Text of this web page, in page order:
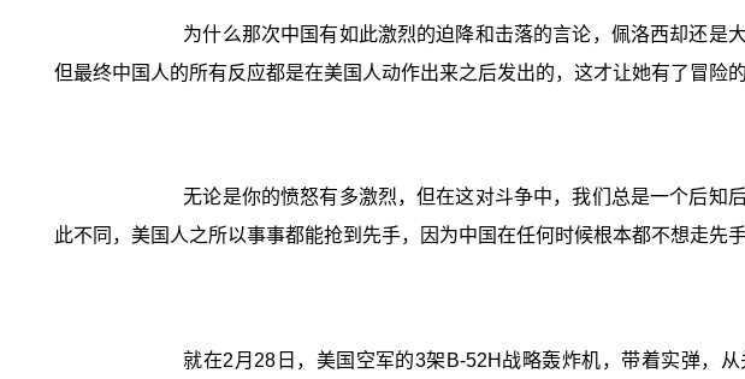
为什么那次中国有如此激烈的迫降和击落的言论，佩洛西却还是
但最终中国人的所有反应都是在美国人动作出来之后发出的，这才让她有了冒险的
无论是你的愤怒有多激烈，但在这对斗争中，我们总是一个后知
此不同，美国人之所以事事都能抢到先手，因为中国在任何时候根本都不想走先手
就在2月28日，美国空军的3架B-52H战略轰炸机，带着实弹，